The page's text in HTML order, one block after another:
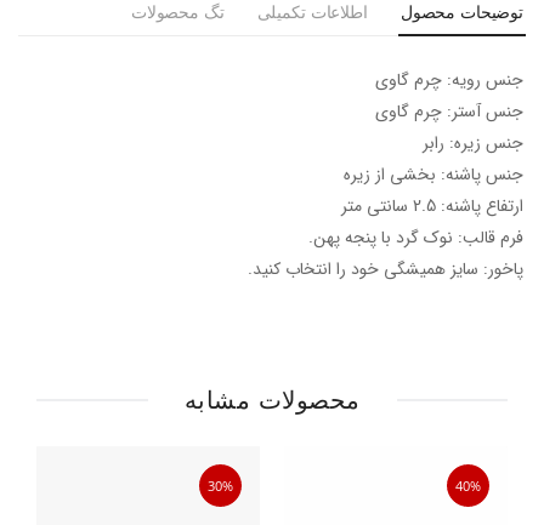
توضیحات محصول اطلاعات تکمیلی تگ محصولات
جنس رویه: چرم گاوی
جنس آستر: چرم گاوی
جنس زیره: رابر
جنس پاشنه: بخشی از زیره
ارتفاع پاشنه: 2.5 سانتی متر
فرم قالب: نوک گرد با پنجه پهن.
پاخور: سایز همیشگی خود را انتخاب کنید.
محصولات مشابه
40%
30%